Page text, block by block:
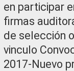
en participar
firmas
de selección
vinculo
2017-Nuevo